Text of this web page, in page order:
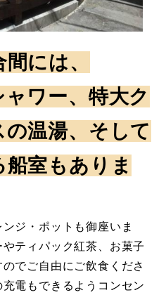
には、
ワー、特大ク
温湯、そして
室もありま
ジ・ポットも御座いま
ティパック紅茶、お菓子
でご自由にご飲食くださ
電もできるようコンセン